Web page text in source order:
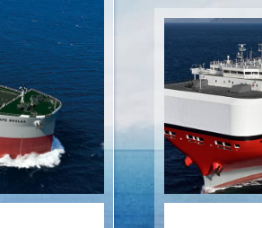
Series」「FTSE JPX Blossom
Relative Index」の構成銘柄に継続
沖における地震被害への支援につい